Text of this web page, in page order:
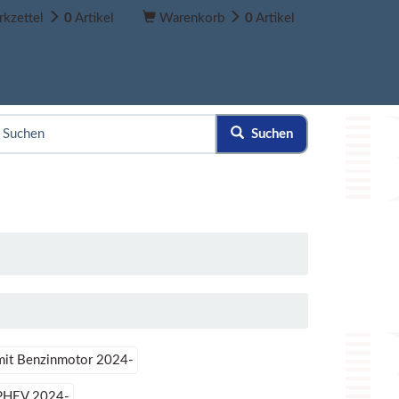
0 Artikel Warenkorb 0 Artikel
Suchen
Benzinmotor 2024-